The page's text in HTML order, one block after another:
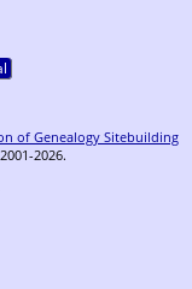
of Genealogy Sitebuilding
2026.